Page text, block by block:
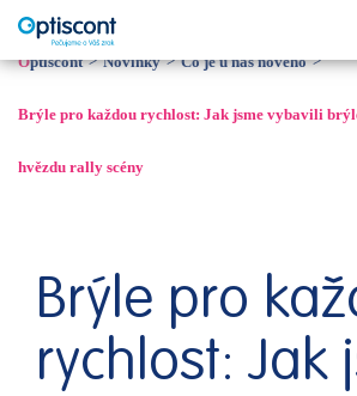
Optiscont Novinky Co je u nás nového
Brýle pro každou rychlost: Jak jsme vybavili
hvězdu rally scény
Brýle pro
rychlost: Jak